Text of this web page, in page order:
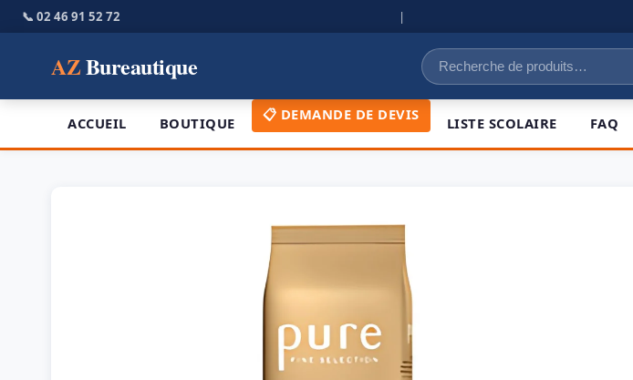
📞 02 46 91 52 72 |
AZBureautique
Recherche
pour :
ACCUEIL BOUTIQUE 📋 DEMANDE DE DEVIS LISTE SCOLAIRE FAQ